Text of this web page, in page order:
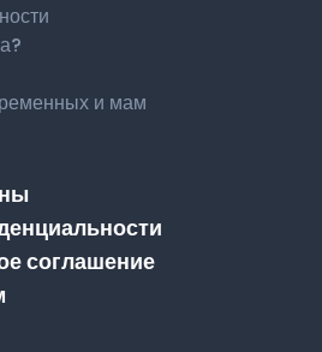
и мам
соглашение